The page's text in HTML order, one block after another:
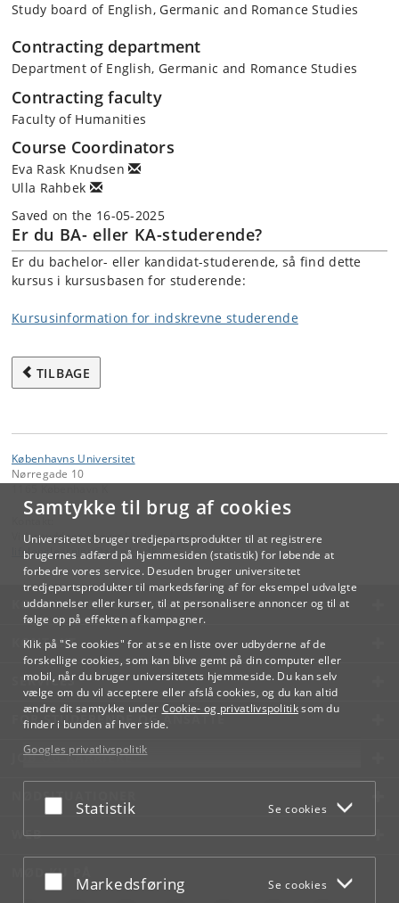
Samtykke til brug af cookies
Universitetet bruger tredjepartsprodukter til at registrere
brugernes adfærd på hjemmesiden (statistik) for løbende at
forbedre vores service. Desuden bruger universitetet
tredjepartsprodukter til markedsføring af for eksempel udvalgte
uddannelser eller kurser, til at personalisere annoncer og til at
følge op på effekten af kampagner.
Klik på "Se cookies" for at se en liste over udbyderne af de
forskellige cookies, som kan blive gemt på din computer eller
mobil, når du bruger universitetets hjemmeside. Du kan selv
vælge om du vil acceptere eller afslå cookies, og du kan altid
ændre dit samtykke under Cookie- og privatlivspolitiksom du
finder i bunden af hver side.
Googles privatlivspolitik
Acceptér eller afslå
Statistik Se cookies
Acceptér eller afslå
Markedsføring Se cookies
Study board of English, Germanic and Romance Studies
Contracting department
Department of English, Germanic and Romance Studies
Contracting faculty
Faculty of Humanities
Course Coordinators
Eva Rask Knudsen
Ulla Rahbek
Saved on the 16-05-2025
Er du BA- eller KA-studerende?
Er du bachelor- eller kandidat-studerende, så find dette
kursus i kursusbasen for studerende:
Kursusinformation for indskrevne studerende
TILBAGE
Københavns Universitet
Nørregade 10
Videreuddannelse og Livslang Læring
lifelonglearning@adm.ku.dk
KØBENHAVNS UNIVERSITET
KONTAKT
SERVICES
FOR STUDERENDE OG ANSATTE
JOB OG KARRIERE
NØDSITUATIONER
WEB
MØD KU PÅ